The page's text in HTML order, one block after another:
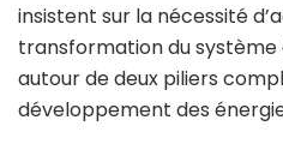
insistent sur la nécessité
transformation du
autour de deux piliers
développement des